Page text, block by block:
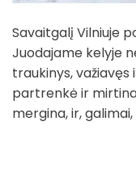
Savaitgalį Vilniuje
Juodajame kelyje
traukinys, važiavęs
partrenkė ir
mergina, ir, galimai,